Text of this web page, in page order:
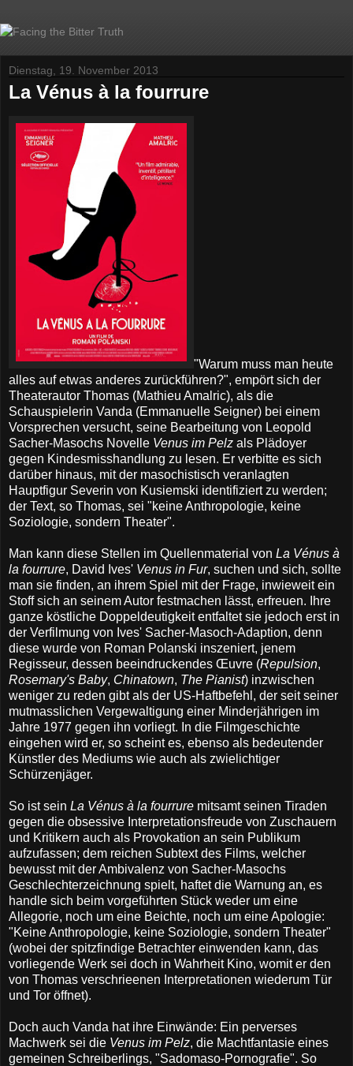
Dienstag, 19. November 2013
La Vénus à la fourrure
"Warum muss man heute
alles auf etwas anderes zurückführen?", empört sich der
Theaterautor Thomas (Mathieu Amalric), als die
Schauspielerin Vanda (Emmanuelle Seigner) bei einem
Vorsprechen versucht, seine Bearbeitung von Leopold
Sacher-Masochs Novelle Venus im Pelz als Plädoyer
gegen Kindesmisshandlung zu lesen. Er verbitte es sich
darüber hinaus, mit der masochistisch veranlagten
Hauptfigur Severin von Kusiemski identifiziert zu werden;
der Text, so Thomas, sei "keine Anthropologie, keine
Soziologie, sondern Theater".
Man kann diese Stellen im Quellenmaterial von La Vénus à
la fourrure, David Ives' Venus in Fur, suchen und sich, sollte
man sie finden, an ihrem Spiel mit der Frage, inwieweit ein
Stoff sich an seinem Autor festmachen lässt, erfreuen. Ihre
ganze köstliche Doppeldeutigkeit entfaltet sie jedoch erst in
der Verfilmung von Ives' Sacher-Masoch-Adaption, denn
diese wurde von Roman Polanski inszeniert, jenem
Regisseur, dessen beeindruckendes Œuvre (Repulsion,
Rosemary's Baby, Chinatown, The Pianist) inzwischen
weniger zu reden gibt als der US-Haftbefehl, der seit seiner
mutmasslichen Vergewaltigung einer Minderjährigen im
Jahre 1977 gegen ihn vorliegt. In die Filmgeschichte
eingehen wird er, so scheint es, ebenso als bedeutender
Künstler des Mediums wie auch als zwielichtiger
Schürzenjäger.
So ist sein La Vénus à la fourrure mitsamt seinen Tiraden
gegen die obsessive Interpretationsfreude von Zuschauern
und Kritikern auch als Provokation an sein Publikum
aufzufassen; dem reichen Subtext des Films, welcher
bewusst mit der Ambivalenz von Sacher-Masochs
Geschlechterzeichnung spielt, haftet die Warnung an, es
handle sich beim vorgeführten Stück weder um eine
Allegorie, noch um eine Beichte, noch um eine Apologie:
"Keine Anthropologie, keine Soziologie, sondern Theater"
(wobei der spitzfindige Betrachter einwenden kann, das
vorliegende Werk sei doch in Wahrheit Kino, womit er den
von Thomas verschrieenen Interpretationen wiederum Tür
und Tor öffnet).
Doch auch Vanda hat ihre Einwände: Ein perverses
Machwerk sei die Venus im Pelz, die Machtfantasie eines
gemeinen Schreiberlings, "Sadomaso-Pornografie". So